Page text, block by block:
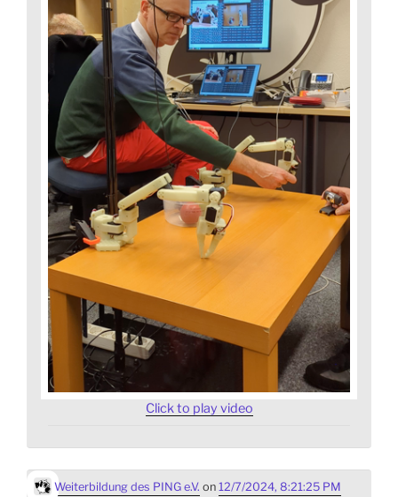
Click to play video
Weiterbildung des PING e.V. on 12/7/2024, 8:21:25 PM